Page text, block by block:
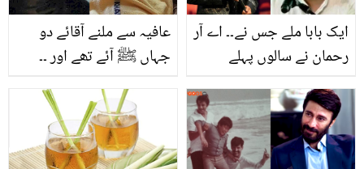
عافیہ سے ملنے آقائے دو
جہاں ﷺ آئے تھے اور ۔۔
عافیہ صدیقی نے اپنی
مرحومہ والدہ سے آخری
ملاقات میں کیا بتایا تھا؟
دیکھیے
ایک بابا ملے جس نے۔۔ اے آر
رحمان نے سالوں پہلے
اسلام کیسے قبول کیا تھا؟
حیران کن حقیقت